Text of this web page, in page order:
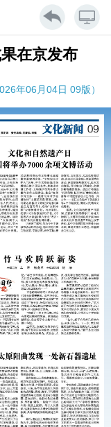
在京发布
年06月04日 09版）